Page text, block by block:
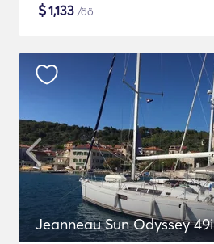
$1,133 /öö
Jeanneau Sun Odyssey 49i